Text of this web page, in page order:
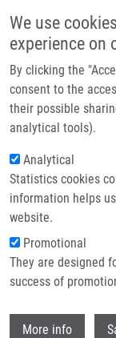
We use
experience on
By clicking the
consent to the
their possible
analytical tools).
Analytical
Statistics cookies
information helps
website.
Promotional
They are designed
success of
More info
Drobečková
Domů
Cancer Drug-
dissociation Inhibitor
Protein In Proteomics
Cancer
specific
binding
organizing
clinical